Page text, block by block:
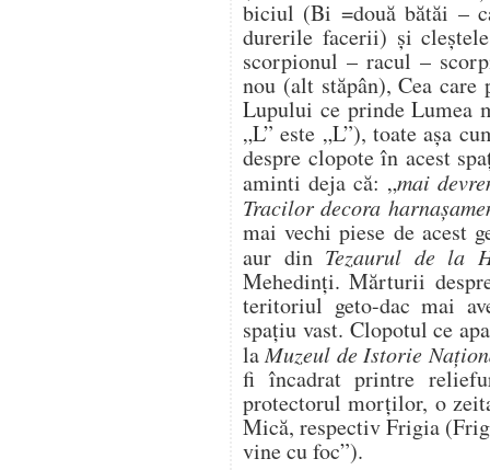
biciul (Bi =două bătăi –
durerile facerii) și
scorpionul – racul –
nou (alt stăpân), Cea
Lupului ce prinde Lumea
„L” este „L”), toate așa
despre clopote în acest
aminti deja că: „mai
Tracilor decora
mai vechi piese de acest
aur din Tezaurul de la
Mehedinți. Mărturii
teritoriul geto-­dac mai
spaţiu vast. Clopotul ce
laMuzeul de Istorie
fi încadrat printre
protectorul morţilor, o
Mică, respectiv Frigia
vine cu foc”).